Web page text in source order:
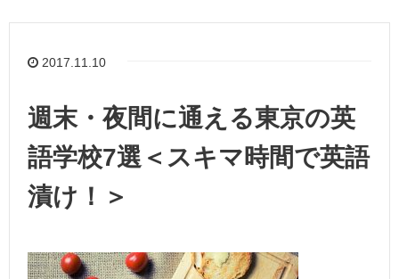
2017.11.10
週末・夜間に通える東京の英
語学校7選＜スキマ時間で英語
漬け！＞